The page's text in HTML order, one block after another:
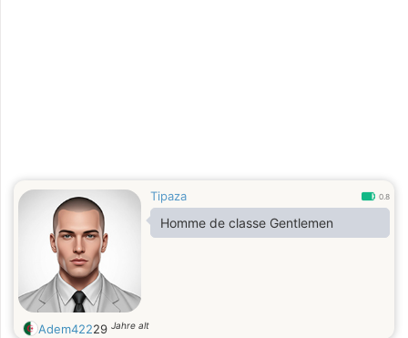
Tipaza 0.8
Homme de classe Gentlemen
Adem42229 Jahre alt